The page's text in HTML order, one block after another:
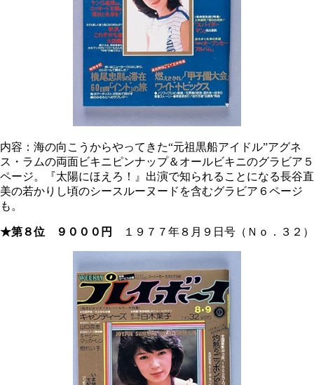
内容：海の向こうからやってきた“元祖黒船アイドル”アグネ
ス・ラムの両面ビキニピンナップ＆オールビキニのグラビア５
ページ。『太陽にほえろ！』出演で知られることになる長谷直
美の若かりし頃のシースルーヌードを含むグラビア６ページ
も。
★第８位 ９０００円 １９７７年８月９日号（Ｎｏ．３２）